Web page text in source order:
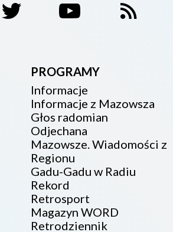
PROGRAMY
Informacje
Informacje z Mazowsza
Głos radomian
Odjechana
Mazowsze. Wiadomości z
Regionu
Gadu-Gadu w Radiu
Rekord
Retrosport
Magazyn WORD
Retrodziennik